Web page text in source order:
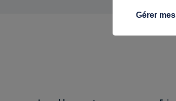
Gérer